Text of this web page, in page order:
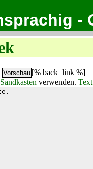
-
[% back_link %]
verwenden.